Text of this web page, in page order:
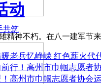
共筑
动
精神不朽。在八一建军节
暖老兵忆峥嵘 红色薪火
行！高州市巾帼志愿者
高州市巾帼志愿者协会